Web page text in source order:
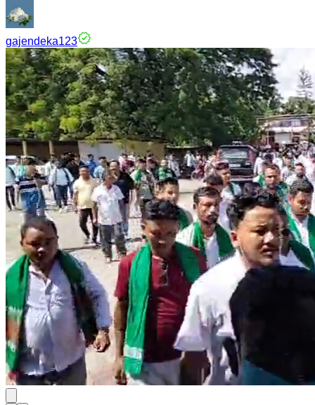
gajendeka123